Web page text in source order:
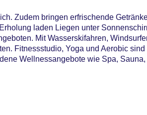
Zudem bringen erfrischende
laden Liegen unter
Mit Wasserskifahren,
Fitnessstudio, Yoga und Aerobic sind
Wellnessangebote wie Spa,